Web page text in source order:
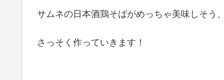
サムネの日本酒鶏そばがめっちゃ美味しそう
さっそく作っていきます！